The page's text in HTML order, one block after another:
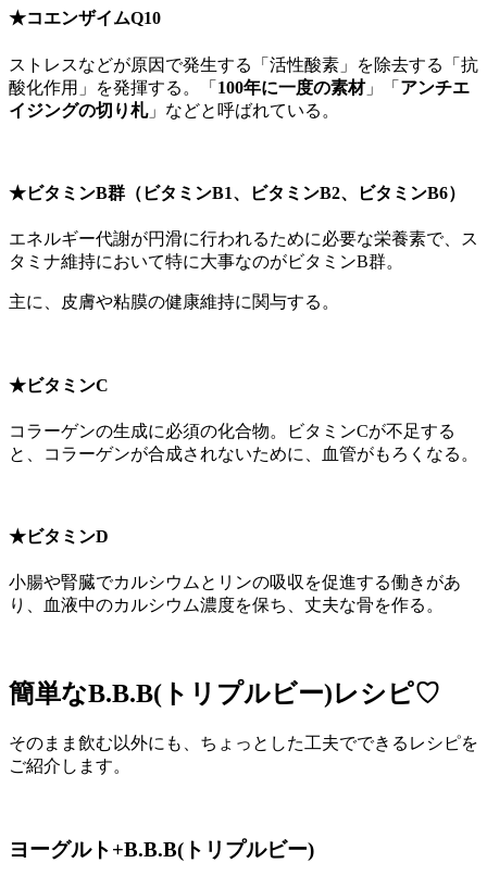
★コエンザイムQ10
ストレスなどが原因で発生する「活性酸素」を除去する「 抗
酸化作用 」を発揮する。 「 100年に一度の素材」「 アンチエ
イジングの切り札」などと呼ばれている。
★ビタミンB群（ビタミンB1、ビタミンB2、ビタミンB6）
エネルギー代謝が円滑に行われるために必要な栄養素で、ス
タミナ維持において特に大事なのがビタミンB群。
主に、皮膚や粘膜の健康維持に関与する。
★ビタミンC
コラーゲンの生成に必須の化合物。ビタミンCが不足する
と、コラーゲンが合成されないために、血管がもろくなる。
★ビタミンD
小腸や腎臓でカルシウムとリンの吸収を促進する働きがあ
り、血液中のカルシウム濃度を保ち、丈夫な骨を作る。
簡単なB.B.B(トリプルビー)レシピ♡
そのまま飲む以外にも、ちょっとした工夫でできるレシピを
ご紹介します。
ヨーグルト+B.B.B(トリプルビー)